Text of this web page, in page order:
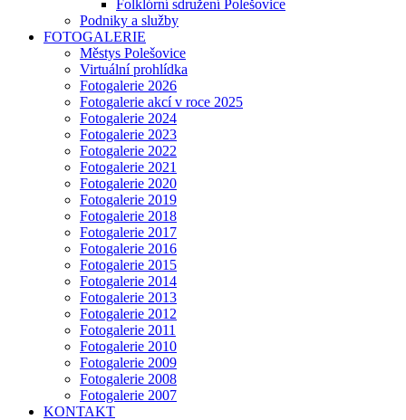
Folklórní sdružení Polešovice
Podniky a služby
FOTOGALERIE
Městys Polešovice
Virtuální prohlídka
Fotogalerie 2026
Fotogalerie akcí v roce 2025
Fotogalerie 2024
Fotogalerie 2023
Fotogalerie 2022
Fotogalerie 2021
Fotogalerie 2020
Fotogalerie 2019
Fotogalerie 2018
Fotogalerie 2017
Fotogalerie 2016
Fotogalerie 2015
Fotogalerie 2014
Fotogalerie 2013
Fotogalerie 2012
Fotogalerie 2011
Fotogalerie 2010
Fotogalerie 2009
Fotogalerie 2008
Fotogalerie 2007
KONTAKT